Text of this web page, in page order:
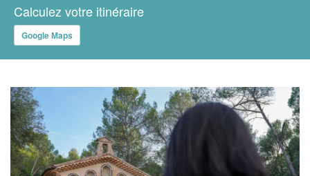
Calculez votre itinéraire
Google Maps